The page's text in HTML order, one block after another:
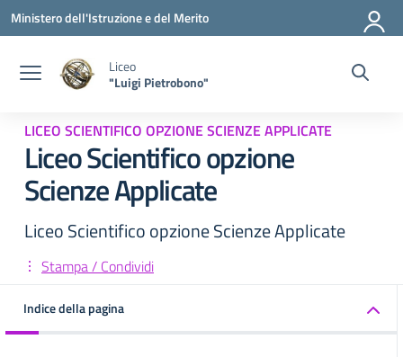
Vai ai contenuti
Vai al menu di navigazione
Vai al footer
Ministero dell'Istruzione e del Merito
Liceo
"Luigi Pietrobono"
LICEO SCIENTIFICO OPZIONE SCIENZE APPLICATE
Liceo Scientifico opzione
Scienze Applicate
Liceo Scientifico opzione Scienze Applicate
Stampa / Condividi
Indice della pagina